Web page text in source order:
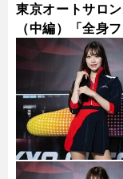
東京オートサロ
（中編）「全身フ